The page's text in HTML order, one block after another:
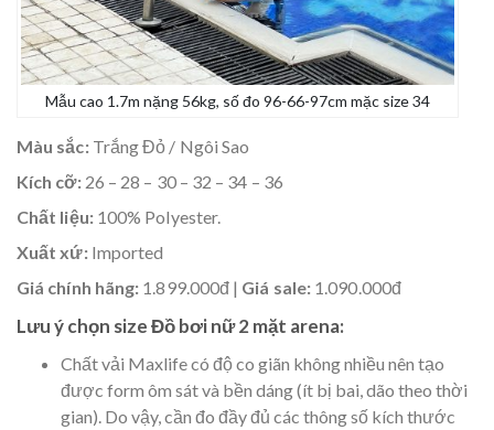
Mẫu cao 1.7m nặng 56kg, số đo 96-66-97cm mặc size 34
Màu sắc:Trắng Đỏ / Ngôi Sao
Kích cỡ:26 – 28 – 30 – 32 – 34 – 36
Chất liệu: 100% Polyester.
Xuất xứ:Imported
Giá chính hãng: 1.899.000đ | Giá sale: 1.090.000đ
Lưu ý chọn size Đồ bơi nữ 2 mặt arena:
Chất vải Maxlife có độ co giãn không nhiều nên tạo
được form ôm sát và bền dáng (ít bị bai, dão theo thời
gian). Do vậy, cần đo đầy đủ các thông số kích thước